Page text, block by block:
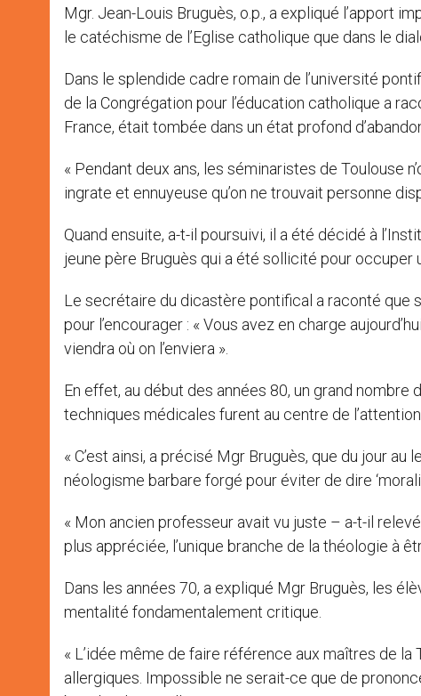
Mgr. Jean-Louis Bruguès, o.p., a expliqué l’apport
le catéchisme de l’Eglise catholique que dans le
Dans le splendide cadre romain de l’université
de la Congrégation pour l’éducation catholique a
France, était tombée dans un état profond
« Pendant deux ans, les séminaristes de Toulouse
ingrate et ennuyeuse qu’on ne trouvait personne
Quand ensuite, a-t-il poursuivi, il a été décidé à
jeune père Bruguès qui a été sollicité pour occuper
Le secrétaire du dicastère pontifical a raconté que
pour l’encourager : « Vous avez en charge
viendra où on l’enviera ».
En effet, au début des années 80, un grand
techniques médicales furent au centre de
« C’est ainsi, a précisé Mgr Bruguès, que du jour
néologisme barbare forgé pour éviter de dire
« Mon ancien professeur avait vu juste – a-t-il
plus appréciée, l’unique branche de la théologie à
Dans les années 70, a expliqué Mgr Bruguès, les
mentalité fondamentalement critique.
« L’idée même de faire référence aux maîtres de
allergiques. Impossible ne serait-ce que de